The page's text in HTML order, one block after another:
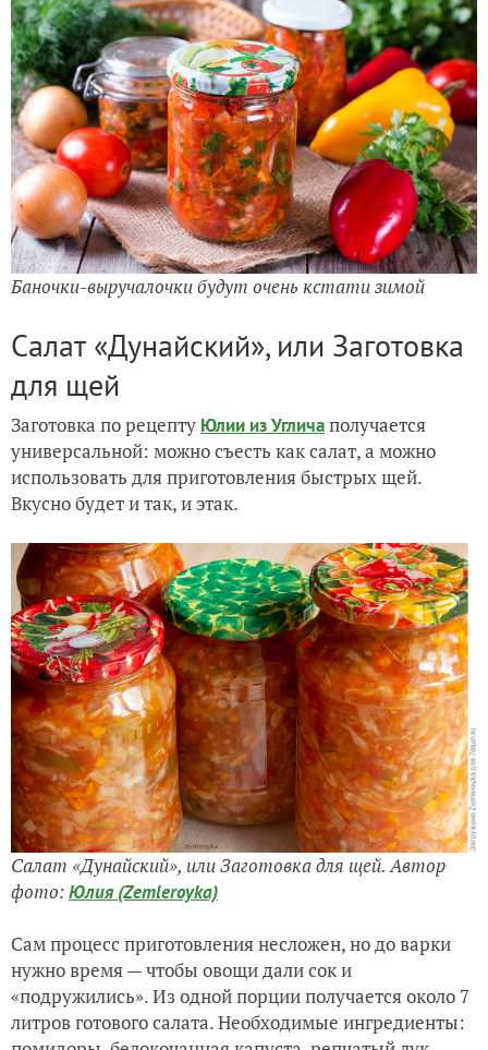
Баночки-выручалочки будут очень кстати зимой
Салат «Дунайский», или Заготовка
для щей
Заготовка по рецепту Юлии из Угличаполучается
универсальной: можно съесть как салат, а можно
использовать для приготовления быстрых щей.
Вкусно будет и так, и этак.
Салат «Дунайский», или Заготовка для щей. Автор
фото:Юлия (Zemleroyka)
Сам процесс приготовления несложен, но до варки
нужно время — чтобы овощи дали сок и
«подружились». Из одной порции получается около 7
литров готового салата. Необходимые ингредиенты: